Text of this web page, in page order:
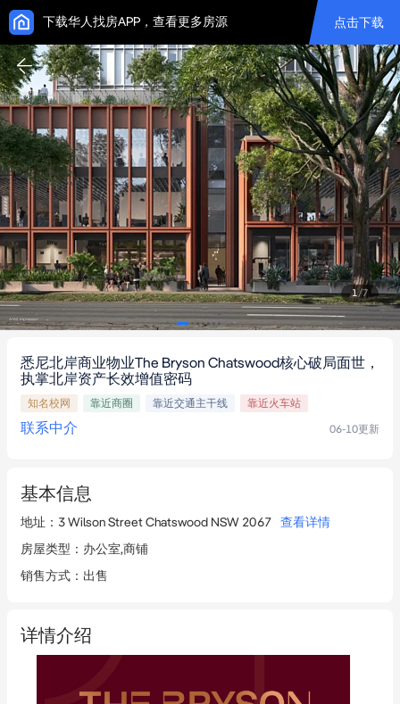
下载华人找房APP，查看更多房源 点击下载
1/7
悉尼北岸商业物业The Bryson Chatswood核心破局面世，
执掌北岸资产长效增值密码
知名校网 靠近商圈 靠近交通主干线 靠近火车站
联系中介 06-10更新
基本信息
地址 ： 3 Wilson Street Chatswood NSW 2067
查看详情
房屋类型 ： 办公室,商铺
销售方式 ： 出售
详情介绍